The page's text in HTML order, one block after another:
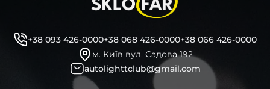
професійні інструменти для розбору фари
бутиловий герметик для збору фари
рідини для розбирання фари
і також для автомобілівIM,FOREST,Fordта інших, які
будуть на 100 % сумісними із оригінальною фарою
вашої моделі авто.
+38 093 426-0000+38 068 426-0000+38 066 426-0000
м. Київ вул. Садова 192
autolighttclub@gmail.com